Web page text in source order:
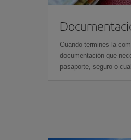
Cuando termines la
documentación que
pasaporte, seguro o